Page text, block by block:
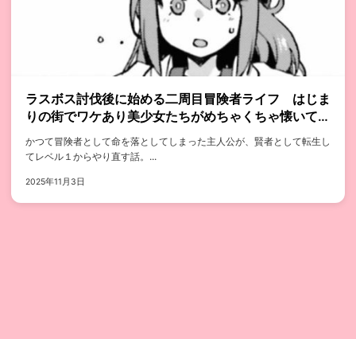
ラスボス討伐後に始める二周目冒険者ライフ はじま
りの街でワケあり美少女たちがめちゃくちゃ懐いてき
ます
かつて冒険者として命を落としてしまった主人公が、賢者として転生し
てレベル１からやり直す話。...
2025年11月3日